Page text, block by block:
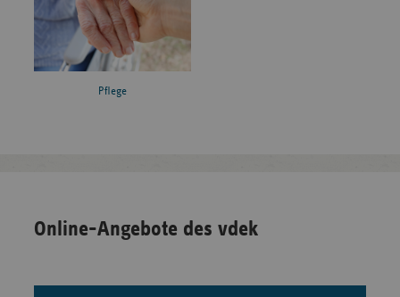
Pflege
Online-Angebote des vdek